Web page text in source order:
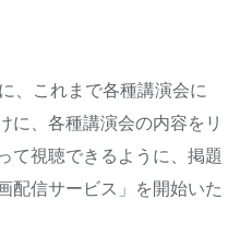
、これまで各種講演会に
に、各種講演会の内容をリ
て視聴できるように、掲題
配信サービス」を開始いた